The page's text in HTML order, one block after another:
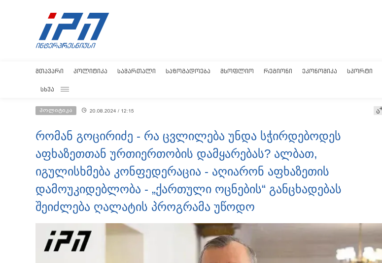
ᲛᲗᲐᲕᲐᲠᲘ ᲞᲝᲚᲘᲢᲘᲙᲐ ᲡᲐᲛᲐᲠᲗᲐᲚᲘ ᲡᲐᲖᲝᲒᲐᲓᲝᲔᲑᲐ ᲛᲡᲝᲤᲚᲘᲝ ᲠᲔᲒᲘᲝᲜᲘ ᲔᲙᲝᲜᲝᲛᲘᲙᲐ ᲡᲞᲝᲠᲢᲘ
ᲡᲮᲕᲐ
პოლიტიკა 20.08.2024 / 12:15 ა
რომან გოცირიძე - რა ცვლილება უნდა სჭირდებოდეს
აფხაზეთთან ურთიერთობის დამყარებას? ალბათ,
იგულისხმება კონფედერაცია - აღიარონ აფხაზეთის
დამოუკიდებლობა - „ქართული ოცნების“ განცხადებას
შეიძლება ღალატის პროგრამა უწოდო